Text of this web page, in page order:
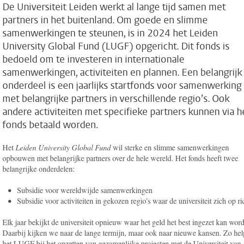
De Universiteit Leiden werkt al lange tijd samen met
partners in het buitenland. Om goede en slimme
samenwerkingen te steunen, is in 2024 het Leiden
University Global Fund (LUGF) opgericht. Dit fonds is
bedoeld om te investeren in internationale
samenwerkingen, activiteiten en plannen. Een belangrijk
onderdeel is een jaarlijks startfonds voor samenwerking
met belangrijke partners in verschillende regio’s. Ook
andere activiteiten met specifieke partners kunnen via
fonds betaald worden.
Het Leiden University Global Fundwil sterke en slimme samenwerkingen
opbouwen met belangrijke partners over de hele wereld. Het fonds heeft twee
belangrijke onderdelen:
Subsidie voor wereldwijde samenwerkingen
Subsidie voor activiteiten in gekozen regio’s waar de universiteit zich op
Elk jaar bekijkt de universiteit opnieuw waar het geld het best ingezet kan
Daarbij kijken we naar de lange termijn, maar ook naar nieuwe kansen. Zo